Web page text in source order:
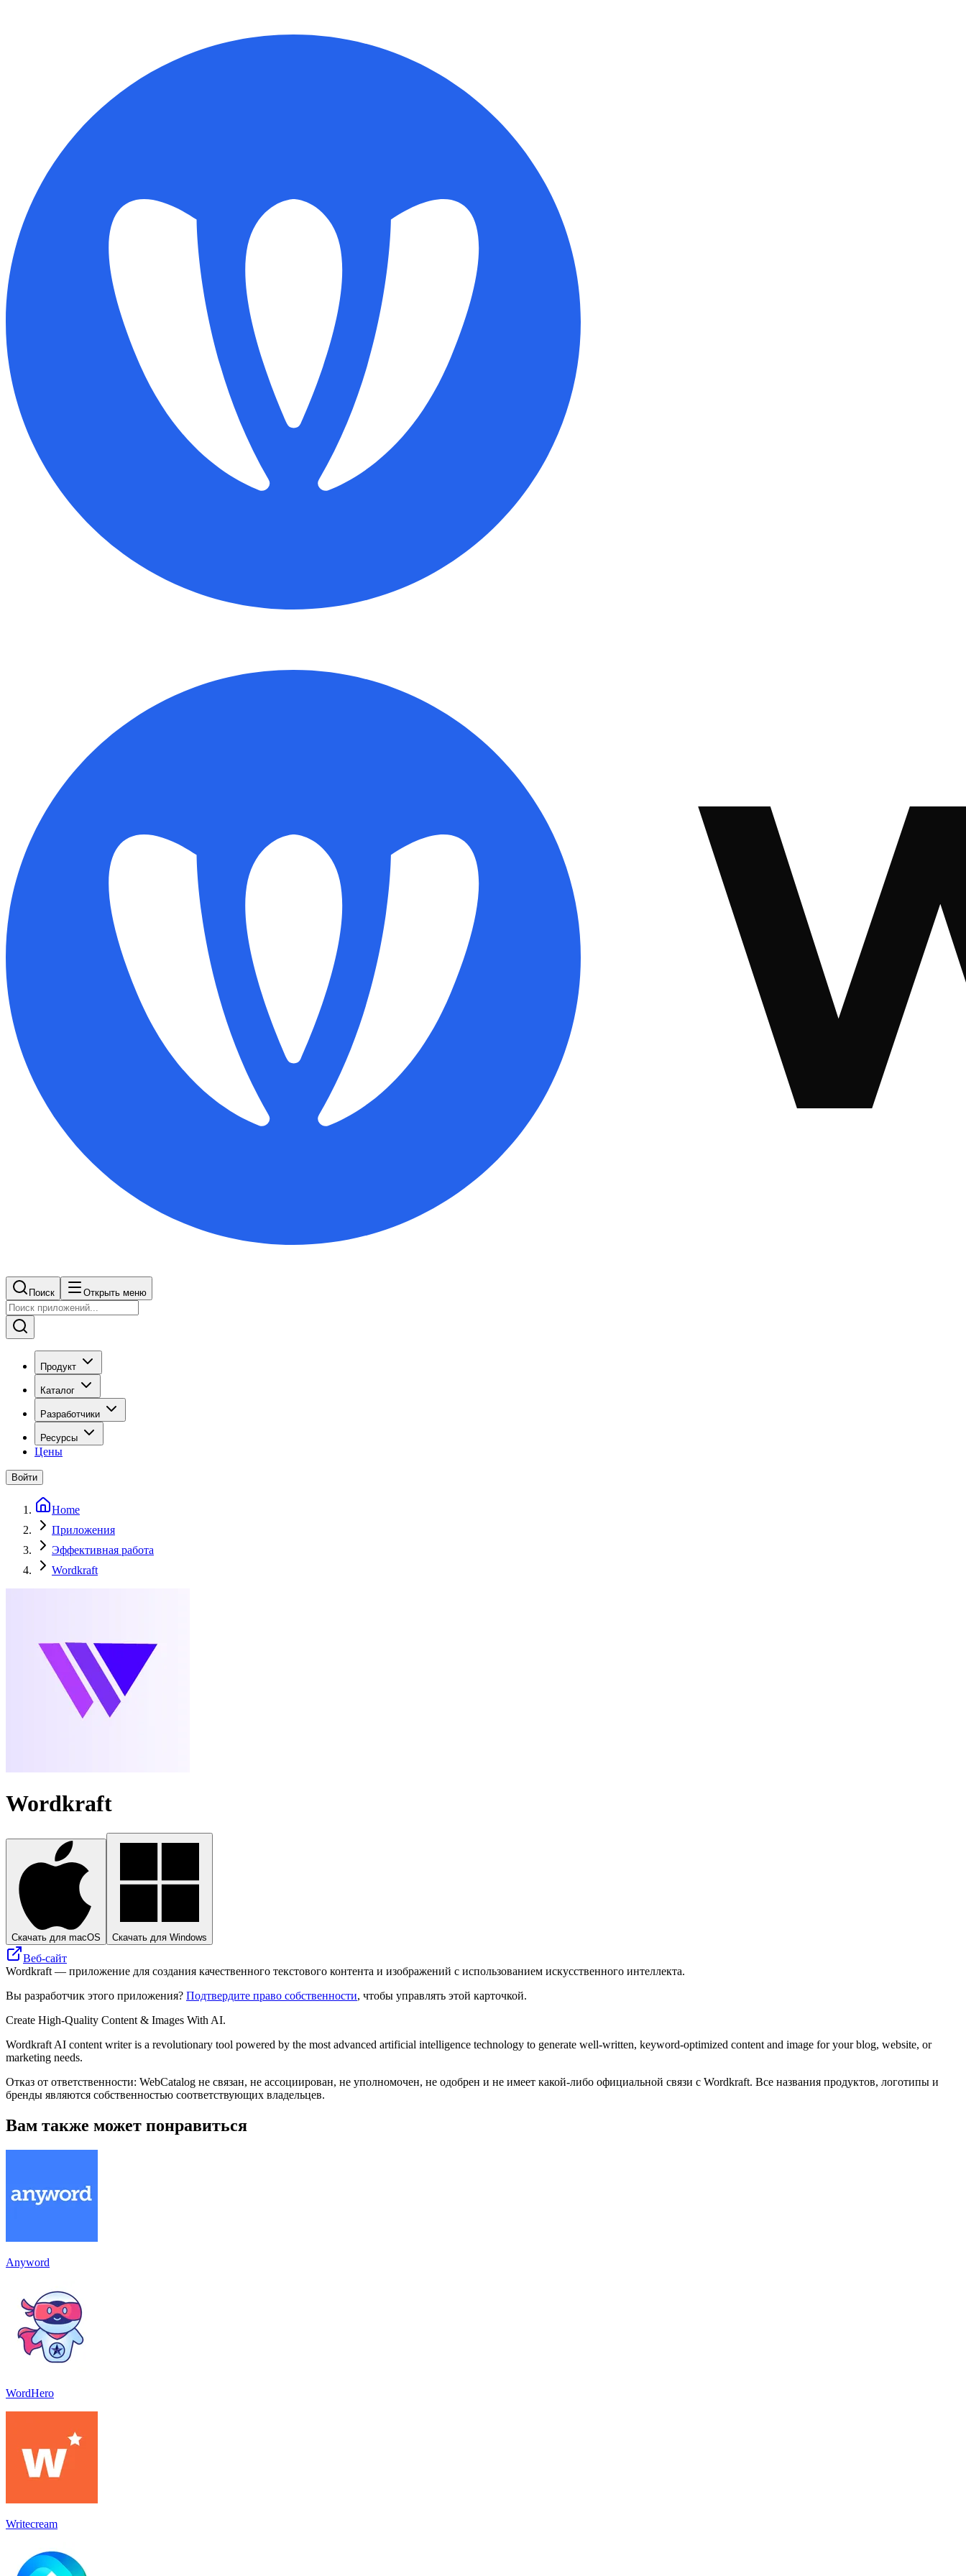
Поиск Открыть меню
Продукт
Каталог
Разработчики
Ресурсы
Цены
Войти
Home
Приложения
Эффективная работа
Wordkraft
Wordkraft
Скачать для macOS Скачать для Windows
Веб-сайт
Wordkraft — приложение для создания качественного текстового контента и изображений с использованием искусственного интеллекта.
Вы разработчик этого приложения? Подтвердите право собственности, чтобы управлять этой карточкой.
Create High-Quality Content & Images With AI.
Wordkraft AI content writer is a revolutionary tool powered by the most advanced artificial intelligence technology to generate well-written, keyword-optimized content and image for your blog, website, or
marketing needs.
Отказ от ответственности: WebCatalog не связан, не ассоциирован, не уполномочен, не одобрен и не имеет какой-либо официальной связи с Wordkraft. Все названия продуктов, логотипы и
бренды являются собственностью соответствующих владельцев.
Вам также может понравиться
Anyword
WordHero
Writecream